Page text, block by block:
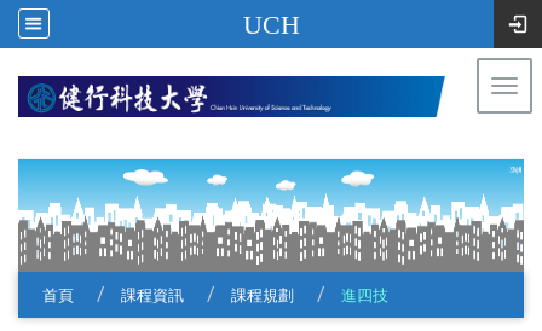
UCH
首頁 課程資訊 課程規劃 進四技